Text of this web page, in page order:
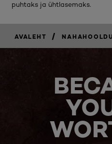
puhtaks ja ühtlasemaks.
AVALEHT /